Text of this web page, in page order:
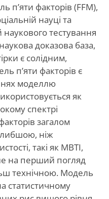
п’яти факторів (FFM),
науці та
тестування
доказова база,
є солідним,
п’яти факторів є
моделлю
як
спектрі
загалом
ніж
такі як MBTI,
на перший погляд
технічною. Модель
статистичному